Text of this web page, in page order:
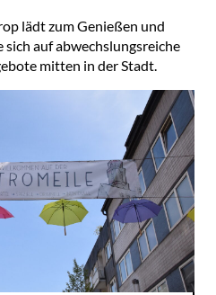
lädt zum Genießen und
sich auf abwechslungsreiche
mitten in der Stadt.